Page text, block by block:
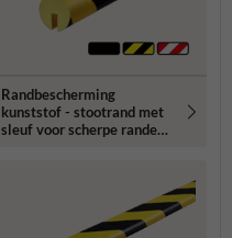
Randbescherming
kunststof - stootrand met
sleuf voor scherpe randen -